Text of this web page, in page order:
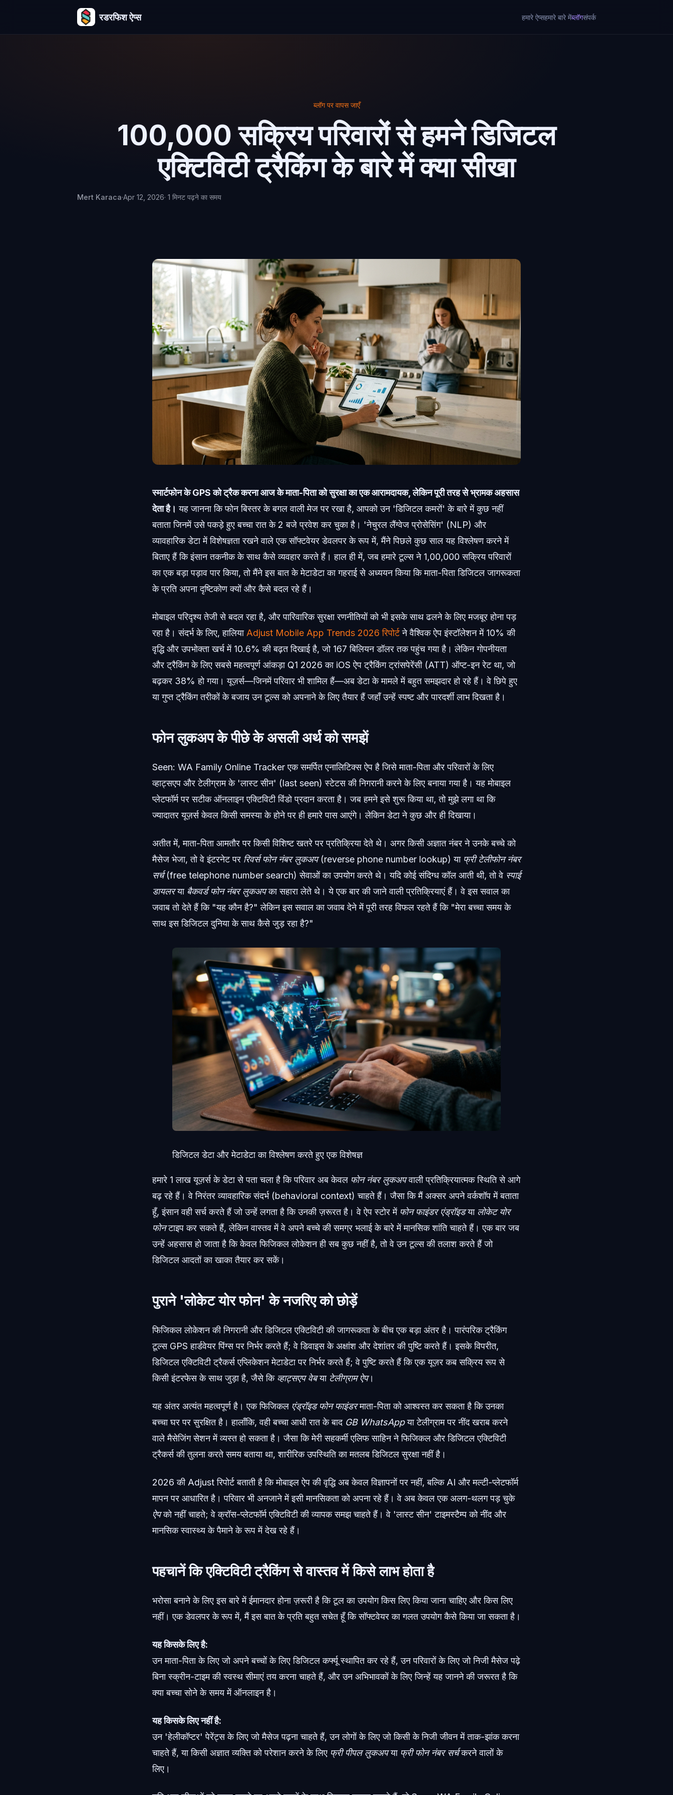
रडरफिश ऐप्स हमारे ऐप्सहमारे बारे मेंब्लॉगसंपर्क
ब्लॉग पर वापस जाएँ
100,000 सक्रिय परिवारों से हमने डिजिटल
एक्टिविटी ट्रैकिंग के बारे में क्या सीखा
Mert Karaca·Apr 12, 2026· 1 मिनट पढ़ने का समय
स्मार्टफोन के GPS को ट्रैक करना आज के माता-पिता को सुरक्षा का एक आरामदायक, लेकिन पूरी तरह से भ्रामक अहसास
देता है। यह जानना कि फोन बिस्तर के बगल वाली मेज पर रखा है, आपको उन 'डिजिटल कमरों' के बारे में कुछ नहीं
बताता जिनमें उसे पकड़े हुए बच्चा रात के 2 बजे प्रवेश कर चुका है। 'नेचुरल लैंग्वेज प्रोसेसिंग' (NLP) और
व्यावहारिक डेटा में विशेषज्ञता रखने वाले एक सॉफ्टवेयर डेवलपर के रूप में, मैंने पिछले कुछ साल यह विश्लेषण करने में
बिताए हैं कि इंसान तकनीक के साथ कैसे व्यवहार करते हैं। हाल ही में, जब हमारे टूल्स ने 1,00,000 सक्रिय परिवारों
का एक बड़ा पड़ाव पार किया, तो मैंने इस बात के मेटाडेटा का गहराई से अध्ययन किया कि माता-पिता डिजिटल जागरूकता
के प्रति अपना दृष्टिकोण क्यों और कैसे बदल रहे हैं।
मोबाइल परिदृश्य तेजी से बदल रहा है, और पारिवारिक सुरक्षा रणनीतियों को भी इसके साथ ढलने के लिए मजबूर होना पड़
रहा है। संदर्भ के लिए, हालिया Adjust Mobile App Trends 2026 रिपोर्टने वैश्विक ऐप इंस्टॉलेशन में 10% की
वृद्धि और उपभोक्ता खर्च में 10.6% की बढ़त दिखाई है, जो 167 बिलियन डॉलर तक पहुंच गया है। लेकिन गोपनीयता
और ट्रैकिंग के लिए सबसे महत्वपूर्ण आंकड़ा Q1 2026 का iOS ऐप ट्रैकिंग ट्रांसपेरेंसी (ATT) ऑप्ट-इन रेट था, जो
बढ़कर 38% हो गया। यूज़र्स—जिनमें परिवार भी शामिल हैं—अब डेटा के मामले में बहुत समझदार हो रहे हैं। वे छिपे हुए
या गुप्त ट्रैकिंग तरीकों के बजाय उन टूल्स को अपनाने के लिए तैयार हैं जहाँ उन्हें स्पष्ट और पारदर्शी लाभ दिखता है।
फोन लुकअप के पीछे के असली अर्थ को समझें
Seen: WA Family Online Tracker एक समर्पित एनालिटिक्स ऐप है जिसे माता-पिता और परिवारों के लिए
व्हाट्सएप और टेलीग्राम के 'लास्ट सीन' (last seen) स्टेटस की निगरानी करने के लिए बनाया गया है। यह मोबाइल
प्लेटफॉर्म पर सटीक ऑनलाइन एक्टिविटी विंडो प्रदान करता है। जब हमने इसे शुरू किया था, तो मुझे लगा था कि
ज्यादातर यूज़र्स केवल किसी समस्या के होने पर ही हमारे पास आएंगे। लेकिन डेटा ने कुछ और ही दिखाया।
अतीत में, माता-पिता आमतौर पर किसी विशिष्ट खतरे पर प्रतिक्रिया देते थे। अगर किसी अज्ञात नंबर ने उनके बच्चे को
मैसेज भेजा, तो वे इंटरनेट पर रिवर्स फोन नंबर लुकअप(reverse phone number lookup) या फ्री टेलीफोन नंबर
सर्च(free telephone number search) सेवाओं का उपयोग करते थे। यदि कोई संदिग्ध कॉल आती थी, तो वे स्पाई
डायलरया बैकवर्ड फोन नंबर लुकअपका सहारा लेते थे। ये एक बार की जाने वाली प्रतिक्रियाएं हैं। वे इस सवाल का
जवाब तो देते हैं कि "यह कौन है?" लेकिन इस सवाल का जवाब देने में पूरी तरह विफल रहते हैं कि "मेरा बच्चा समय के
साथ इस डिजिटल दुनिया के साथ कैसे जुड़ रहा है?"
डिजिटल डेटा और मेटाडेटा का विश्लेषण करते हुए एक विशेषज्ञ
हमारे 1 लाख यूज़र्स के डेटा से पता चला है कि परिवार अब केवल फोन नंबर लुकअपवाली प्रतिक्रियात्मक स्थिति से आगे
बढ़ रहे हैं। वे निरंतर व्यावहारिक संदर्भ (behavioral context) चाहते हैं। जैसा कि मैं अक्सर अपने वर्कशॉप में बताता
हूँ, इंसान वही सर्च करते हैं जो उन्हें लगता है कि उनकी ज़रूरत है। वे ऐप स्टोर में फोन फाइंडर एंड्रॉइडया लोकेट योर
फोनटाइप कर सकते हैं, लेकिन वास्तव में वे अपने बच्चे की समग्र भलाई के बारे में मानसिक शांति चाहते हैं। एक बार जब
उन्हें अहसास हो जाता है कि केवल फिजिकल लोकेशन ही सब कुछ नहीं है, तो वे उन टूल्स की तलाश करते हैं जो
डिजिटल आदतों का खाका तैयार कर सकें।
पुराने 'लोकेट योर फोन' के नजरिए को छोड़ें
फिजिकल लोकेशन की निगरानी और डिजिटल एक्टिविटी की जागरूकता के बीच एक बड़ा अंतर है। पारंपरिक ट्रैकिंग
टूल्स GPS हार्डवेयर पिंग्स पर निर्भर करते हैं; वे डिवाइस के अक्षांश और देशांतर की पुष्टि करते हैं। इसके विपरीत,
डिजिटल एक्टिविटी ट्रैकर्स एप्लिकेशन मेटाडेटा पर निर्भर करते हैं; वे पुष्टि करते हैं कि एक यूज़र कब सक्रिय रूप से
किसी इंटरफेस के साथ जुड़ा है, जैसे कि व्हाट्सएप वेबया टेलीग्राम ऐप।
यह अंतर अत्यंत महत्वपूर्ण है। एक फिजिकल एंड्रॉइड फोन फाइंडरमाता-पिता को आश्वस्त कर सकता है कि उनका
बच्चा घर पर सुरक्षित है। हालाँकि, वही बच्चा आधी रात के बाद GB WhatsAppया टेलीग्राम पर नींद खराब करने
वाले मैसेजिंग सेशन में व्यस्त हो सकता है। जैसा कि मेरी सहकर्मी एलिफ साहिन ने फिजिकल और डिजिटल एक्टिविटी
ट्रैकर्स की तुलना करते समय बताया था, शारीरिक उपस्थिति का मतलब डिजिटल सुरक्षा नहीं है।
2026 की Adjust रिपोर्ट बताती है कि मोबाइल ऐप की वृद्धि अब केवल विज्ञापनों पर नहीं, बल्कि AI और मल्टी-प्लेटफॉर्म
मापन पर आधारित है। परिवार भी अनजाने में इसी मानसिकता को अपना रहे हैं। वे अब केवल एक अलग-थलग पड़ चुके
ऐपको नहीं चाहते; वे क्रॉस-प्लेटफॉर्म एक्टिविटी की व्यापक समझ चाहते हैं। वे 'लास्ट सीन' टाइमस्टैम्प को नींद और
मानसिक स्वास्थ्य के पैमाने के रूप में देख रहे हैं।
पहचानें कि एक्टिविटी ट्रैकिंग से वास्तव में किसे लाभ होता है
भरोसा बनाने के लिए इस बारे में ईमानदार होना ज़रूरी है कि टूल का उपयोग किस लिए किया जाना चाहिए और किस लिए
नहीं। एक डेवलपर के रूप में, मैं इस बात के प्रति बहुत सचेत हूँ कि सॉफ्टवेयर का गलत उपयोग कैसे किया जा सकता है।
यह किसके लिए है:
उन माता-पिता के लिए जो अपने बच्चों के लिए डिजिटल कर्फ्यू स्थापित कर रहे हैं, उन परिवारों के लिए जो निजी मैसेज पढ़े
बिना स्क्रीन-टाइम की स्वस्थ सीमाएं तय करना चाहते हैं, और उन अभिभावकों के लिए जिन्हें यह जानने की जरूरत है कि
क्या बच्चा सोने के समय में ऑनलाइन है।
यह किसके लिए नहीं है:
उन 'हेलीकॉप्टर' पेरेंट्स के लिए जो मैसेज पढ़ना चाहते हैं, उन लोगों के लिए जो किसी के निजी जीवन में ताक-झांक करना
चाहते हैं, या किसी अज्ञात व्यक्ति को परेशान करने के लिए फ्री पीपल लुकअपया फ्री फोन नंबर सर्चकरने वालों के
लिए।